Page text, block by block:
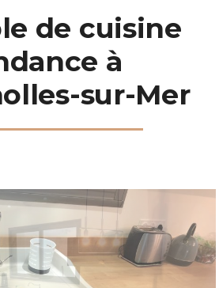
de cuisine
à
sur-Mer